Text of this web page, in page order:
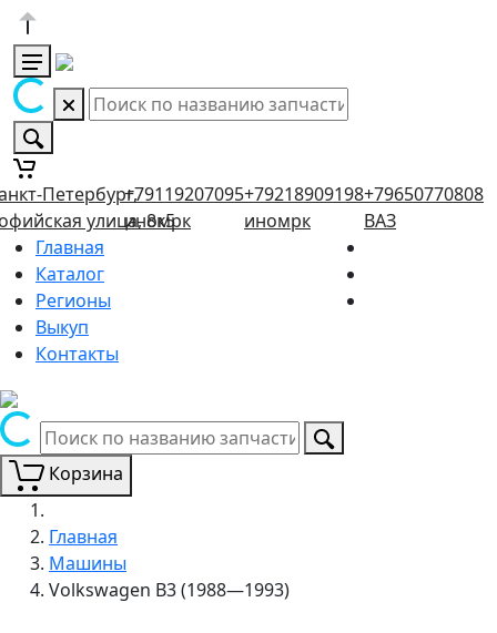
Петербург,
улица, 8к5
+79119207095
иномрк
+79218909198
иномрк
+79650770808
ВАЗ
Главная
Каталог
Регионы
Выкуп
Контакты
Корзина
Главная
Машины
Volkswagen B3 (1988—1993)